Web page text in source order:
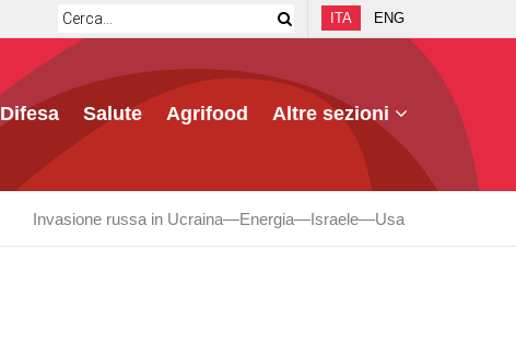
ITA ENG
Difesa Salute Agrifood Altre sezioni
Invasione russa in Ucraina Energia Israele Usa